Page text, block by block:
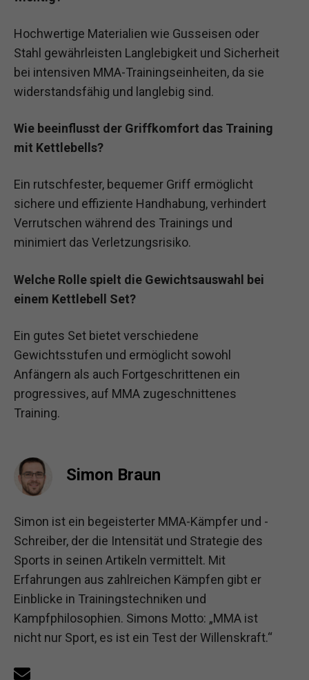
Hochwertige Materialien wie Gusseisen oder
Stahl gewährleisten Langlebigkeit und Sicherheit
bei intensiven MMA-Trainingseinheiten, da sie
widerstandsfähig und langlebig sind.
Wie beeinflusst der Griffkomfort das Training
mit Kettlebells?
Ein rutschfester, bequemer Griff ermöglicht
sichere und effiziente Handhabung, verhindert
Verrutschen während des Trainings und
minimiert das Verletzungsrisiko.
Welche Rolle spielt die Gewichtsauswahl bei
einem Kettlebell Set?
Ein gutes Set bietet verschiedene
Gewichtsstufen und ermöglicht sowohl
Anfängern als auch Fortgeschrittenen ein
progressives, auf MMA zugeschnittenes
Training.
Simon Braun
Simon ist ein begeisterter MMA-Kämpfer und -
Schreiber, der die Intensität und Strategie des
Sports in seinen Artikeln vermittelt. Mit
Erfahrungen aus zahlreichen Kämpfen gibt er
Einblicke in Trainingstechniken und
Kampfphilosophien. Simons Motto: „MMA ist
nicht nur Sport, es ist ein Test der Willenskraft.“